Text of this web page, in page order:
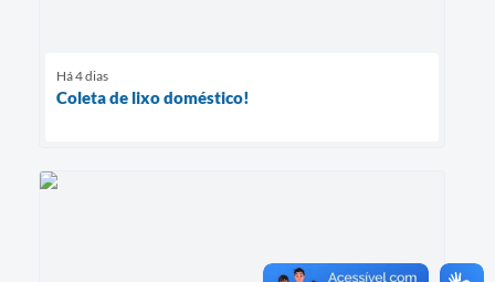
Há 4 dias
Coleta de lixo doméstico!